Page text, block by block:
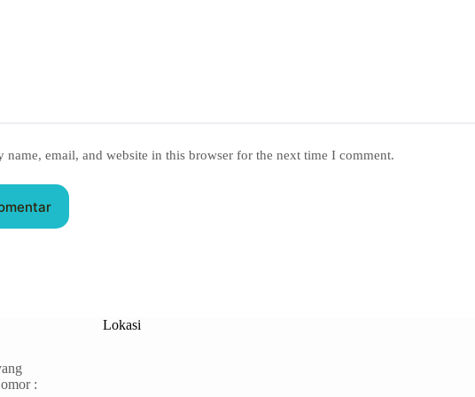
name, email, and website in this browser for the next time I comment.
:
Lokasi